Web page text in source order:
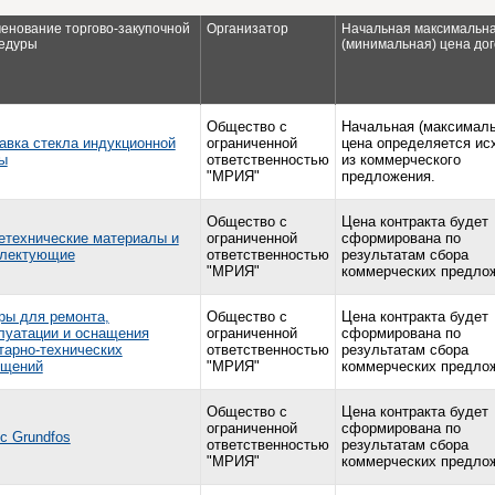
торгово-закупочной
Организатор
Начальная
(минимальная) цена
стекла индукционной
Общество с
ограниченной
ответственностью
"МРИЯ"
Начальная
цена определяется
из коммерческого
предложения.
материалы и
Общество с
ограниченной
ответственностью
"МРИЯ"
Цена контракта будет
сформирована по
результатам сбора
коммерческих
для ремонта,
и оснащения
технических
Общество с
ограниченной
ответственностью
"МРИЯ"
Цена контракта будет
сформирована по
результатам сбора
коммерческих
Grundfos
Общество с
ограниченной
ответственностью
"МРИЯ"
Цена контракта будет
сформирована по
результатам сбора
коммерческих